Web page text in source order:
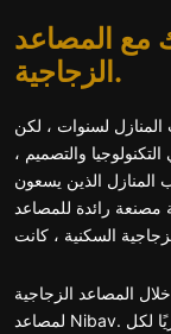
مع المصاعد
الزجاجية.
المنازل لسنوات ، لكن
والتصميم ،
المنازل الذين يسعون
مصنعة رائدة للمصاعد
المصاعد الزجاجية
لمصاعد Nibav. تقدم شركة المصاعد الزجاجية لدينا حلاً أنيقًا وعصريًا لكل